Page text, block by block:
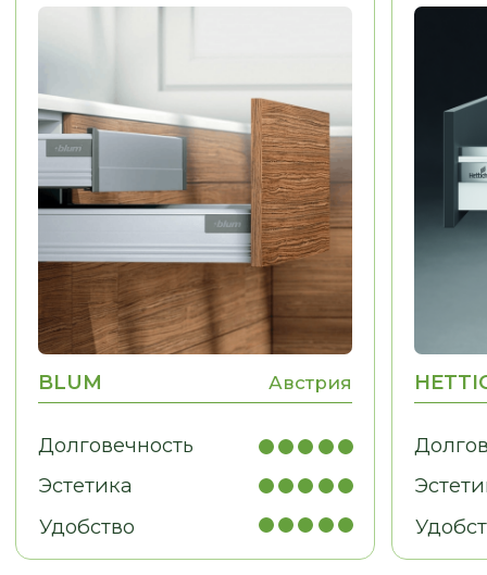
МЕБЕЛЬ ДЛЯ ДОМА
Гардеробные, гостиные,
детские, санузлы